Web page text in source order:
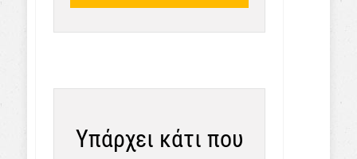
Υπάρχει κάτι που